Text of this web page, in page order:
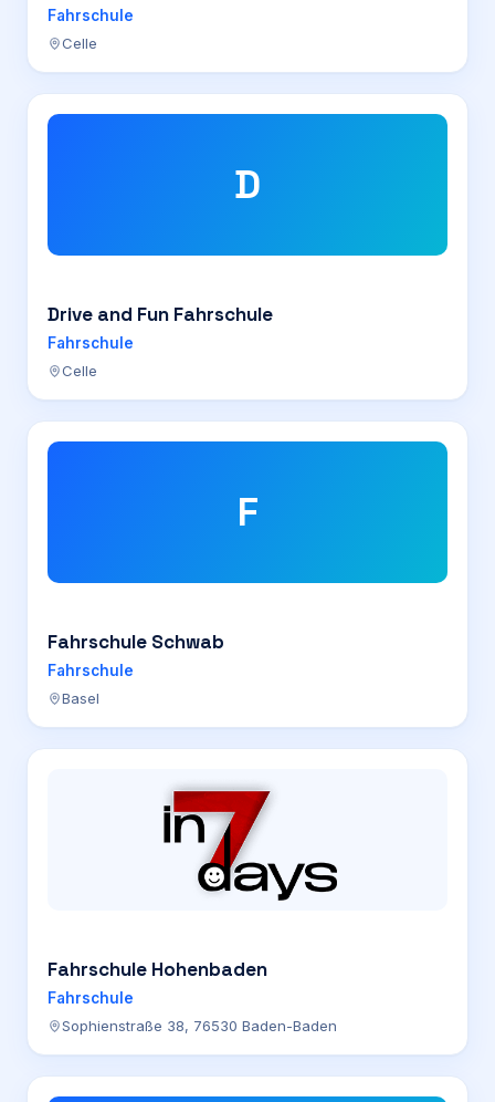
Fahrschule
Celle
D
Drive and Fun Fahrschule
Fahrschule
Celle
F
Fahrschule Schwab
Fahrschule
Basel
Fahrschule Hohenbaden
Fahrschule
Sophienstraße 38, 76530 Baden-Baden